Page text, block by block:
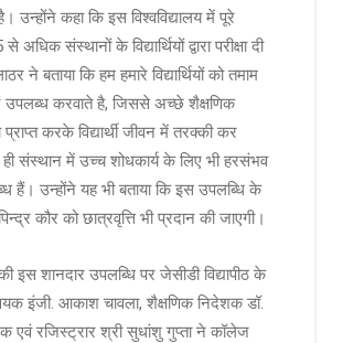
उन्होंने कहा कि इस विश्वविद्यालय में पूरे
अधिक संस्थानों के विद्यार्थियों द्वारा परीक्षा दी
ने बताया कि हम हमारे विद्यार्थियों को तमाम
उपलब्ध करवाते है, जिससे अच्छे शैक्षणिक
प्राप्त करके विद्यार्थी जीवन में तरक्की कर
संस्थान में उच्च शोधकार्य के लिए भी हरसंभव
हैं। उन्होंने यह भी बताया कि इस उपलब्धि के
कौर को छात्रवृत्ति भी प्रदान की जाएगी।
इस शानदार उपलब्धि पर जेसीडी विद्यापीठ के
इंजी. आकाश चावला, शैक्षणिक निदेशक डॉ.
एवं रजिस्ट्रार श्री सुधांशु गुप्ता ने कॉलेज